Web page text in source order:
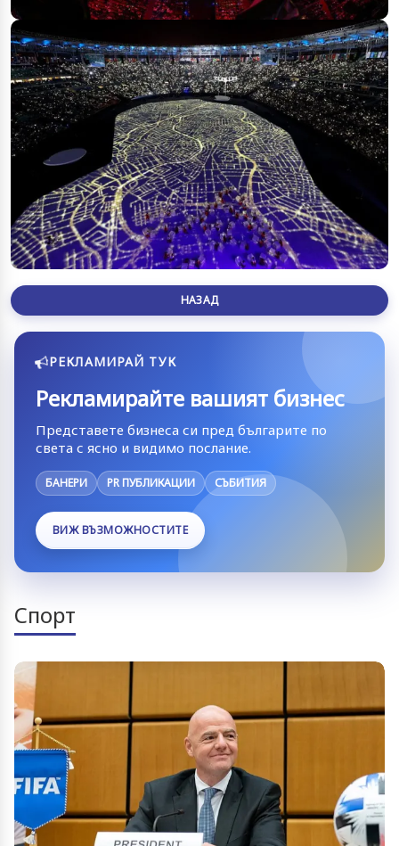
НАЗАД
РЕКЛАМИРАЙ ТУК
Рекламирайте вашият бизнес
Представете бизнеса си пред българите по
света с ясно и видимо послание.
БАНЕРИ PR ПУБЛИКАЦИИ СЪБИТИЯ
ВИЖ ВЪЗМОЖНОСТИТЕ
Спорт